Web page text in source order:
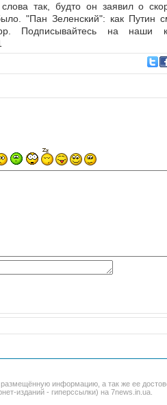
так, будто он заявил о
"Пан Зеленский": как Путин
Подписывайтесь на наши
размещённую информацию, а так же ее
изданий - гиперссылки) на 7news.in.ua.